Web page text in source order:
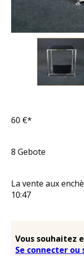
60 €*
8 Gebote
La vente aux
10:47
Vous souhaitez
Se connecter ou